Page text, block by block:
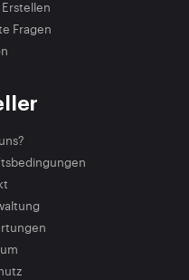
Fragen